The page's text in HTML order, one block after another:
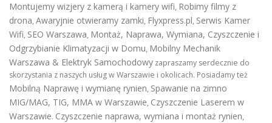
Montujemy wizjery z kamerą i kamery wifi, Robimy filmy z
drona, Awaryjnie otwieramy zamki, Flyxpress.pl, Serwis Kamer
Wifi, SEO Warszawa, Montaż, Naprawa, Wymiana, Czyszczenie i
Odgrzybianie Klimatyzacji w Domu, Mobilny Mechanik
Warszawa & Elektryk Samochodowy zapraszamy serdecznie do
skorzystania z naszych usług w Warszawie i okolicach. Posiadamy też
Mobilną Naprawę i wymianę rynien, Spawanie na zimno
MIG/MAG, TIG, MMA w Warszawie, Czyszczenie Laserem w
Warszawie. Czyszczenie naprawa, wymiana i montaż rynien,